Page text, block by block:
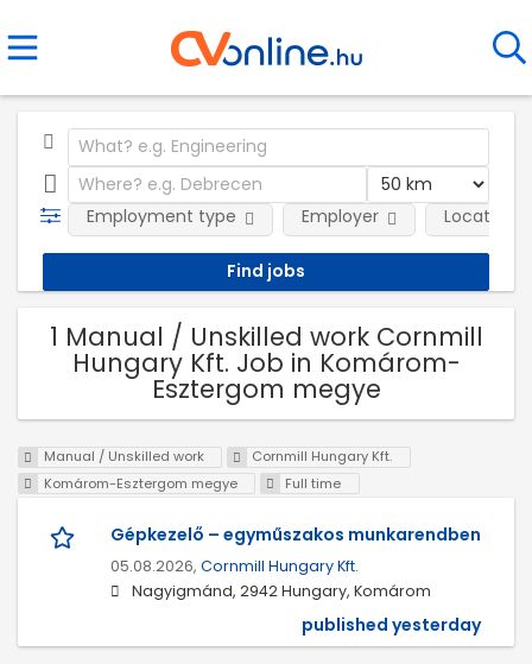
Employment type Employer Location
1 Manual / Unskilled work Cornmill
Hungary Kft. Job in Komárom-
Esztergom megye
Manual / Unskilled work
Cornmill Hungary Kft.
Komárom-Esztergom megye
Full time
Gépkezelő – egyműszakos munkarendben
05.08.2026, Cornmill Hungary Kft.
Nagyigmánd, 2942 Hungary, Komárom
published yesterday